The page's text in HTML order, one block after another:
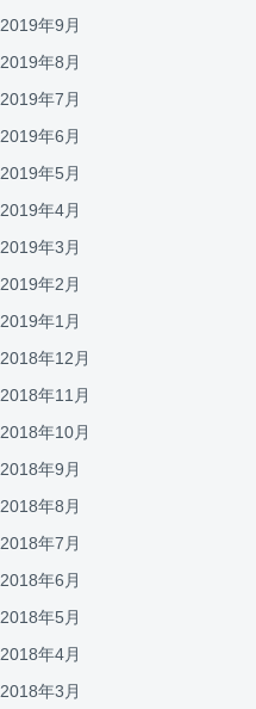
2019年9月
2019年8月
2019年7月
2019年6月
2019年5月
2019年4月
2019年3月
2019年2月
2019年1月
2018年12月
2018年11月
2018年10月
2018年9月
2018年8月
2018年7月
2018年6月
2018年5月
2018年4月
2018年3月